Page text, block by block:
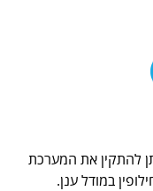
להתקין את המערכת
במודל ענן.